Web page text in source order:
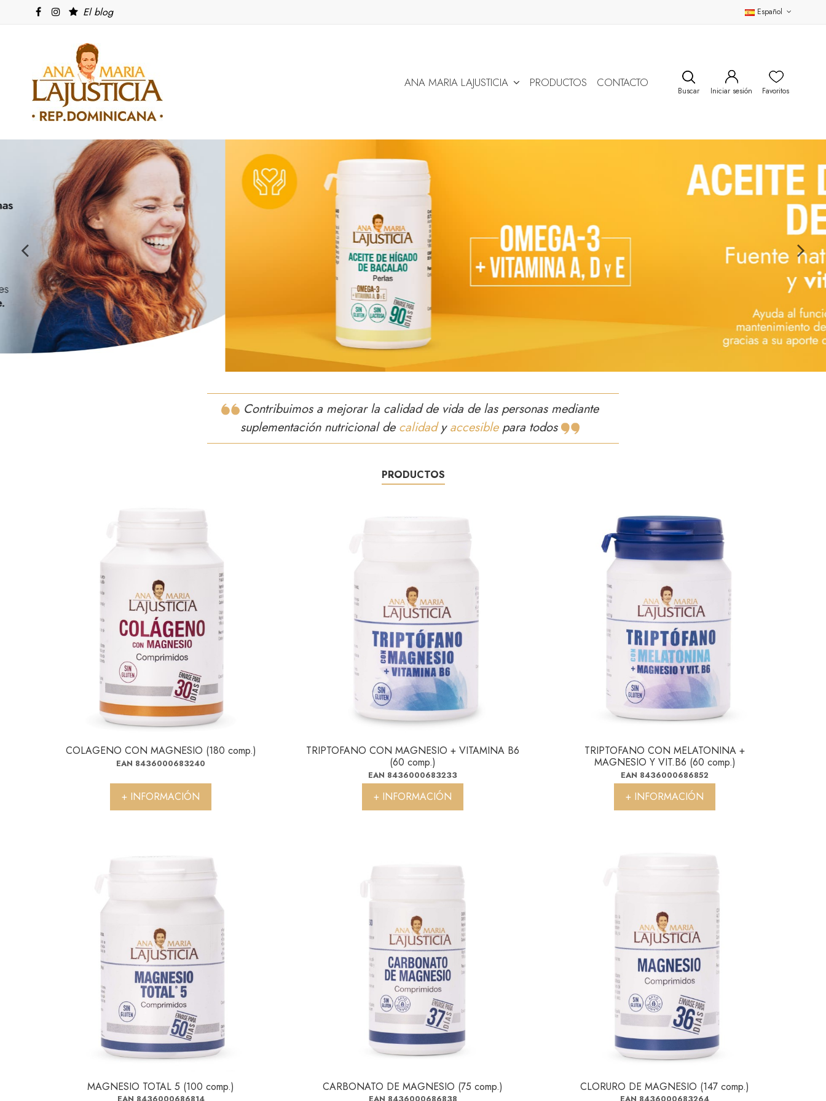
El blog Español
ANA MARIA LAJUSTICIA PRODUCTOS CONTACTO
Buscar Iniciar sesión Favoritos
Contribuimos a mejorar la calidad de vida de las personas mediante
suplementación nutricional de calidadyaccesiblepara todos
PRODUCTOS
COLAGENO CON MAGNESIO (180 comp.)
EAN 8436000683240
+ INFORMACIÓN
TRIPTOFANO CON MAGNESIO + VITAMINA B6
(60 comp.)
EAN 8436000683233
+ INFORMACIÓN
TRIPTOFANO CON MELATONINA +
MAGNESIO Y VIT.B6 (60 comp.)
EAN 8436000686852
+ INFORMACIÓN
MAGNESIO TOTAL 5 (100 comp.) CARBONATO DE MAGNESIO (75 comp.) CLORURO DE MAGNESIO (147 comp.)